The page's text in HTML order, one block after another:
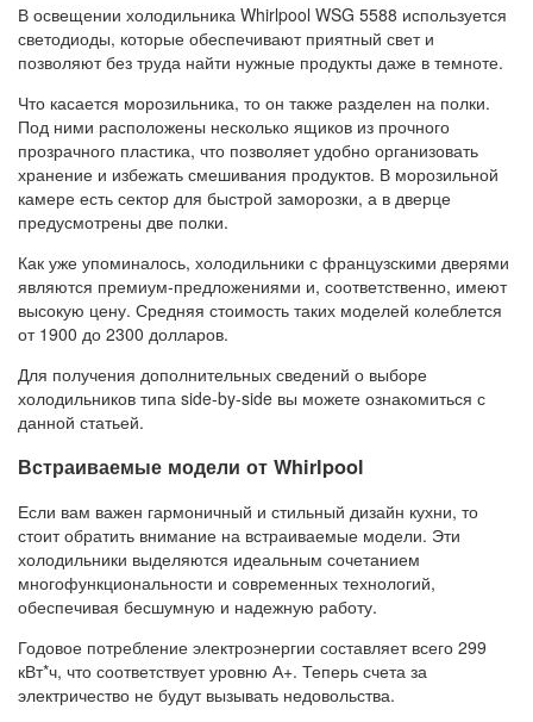
В освещении холодильника Whirlpool WSG 5588 используется
светодиоды, которые обеспечивают приятный свет и
позволяют без труда найти нужные продукты даже в темноте.
Что касается морозильника, то он также разделен на полки.
Под ними расположены несколько ящиков из прочного
прозрачного пластика, что позволяет удобно организовать
хранение и избежать смешивания продуктов. В морозильной
камере есть сектор для быстрой заморозки, а в дверце
предусмотрены две полки.
Как уже упоминалось, холодильники с французскими дверями
являются премиум-предложениями и, соответственно, имеют
высокую цену. Средняя стоимость таких моделей колеблется
от 1900 до 2300 долларов.
Для получения дополнительных сведений о выборе
холодильников типа side-by-side вы можете ознакомиться с
данной статьей.
Встраиваемые модели от Whirlpool
Если вам важен гармоничный и стильный дизайн кухни, то
стоит обратить внимание на встраиваемые модели. Эти
холодильники выделяются идеальным сочетанием
многофункциональности и современных технологий,
обеспечивая бесшумную и надежную работу.
Годовое потребление электроэнергии составляет всего 299
кВт*ч, что соответствует уровню А+. Теперь счета за
электричество не будут вызывать недовольства.